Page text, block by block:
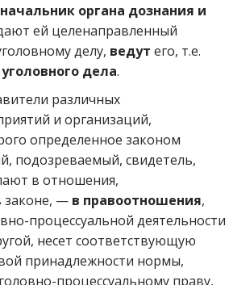
органа дознания и
ей целенаправленный
делу, ведут его, т.е.
уголовного дела.
различных
и организаций,
определенное законом
подозреваемый, свидетель,
в отношения,
законе, — в правоотношения,
процессуальной деятельности
несет соответствующую
принадлежности нормы,
процессуальному праву,